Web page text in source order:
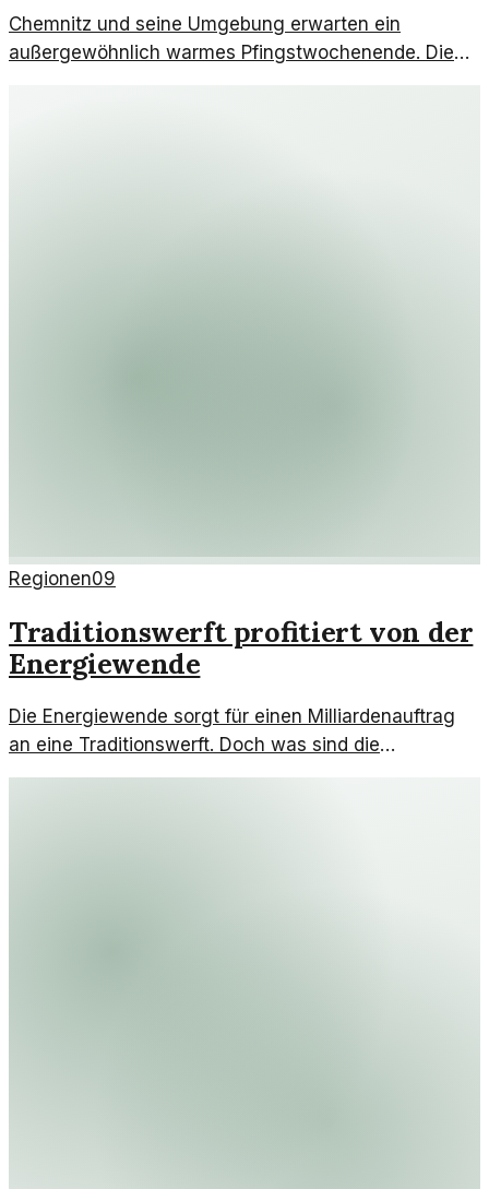
Chemnitz und seine Umgebung erwarten ein
außergewöhnlich warmes Pfingstwochenende. Die
Regionen09
Traditionswerft profitiert von der
Energiewende
Die Energiewende sorgt für einen Milliardenauftrag
an eine Traditionswerft. Doch was sind die
langfristigen Auswirkungen dieser Entwicklung?